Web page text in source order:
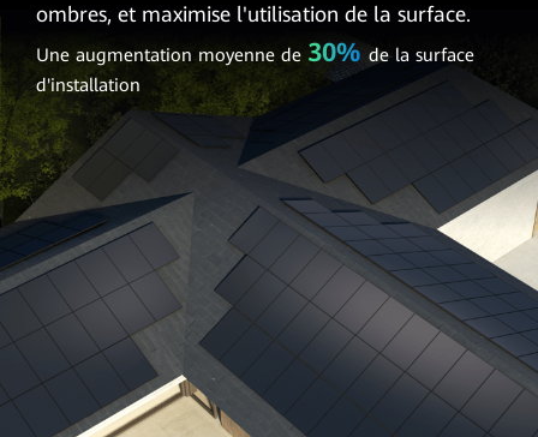
ombres, et maximise l'utilisation de la surface.
Une augmentation moyenne de 30%de la surface
d'installation